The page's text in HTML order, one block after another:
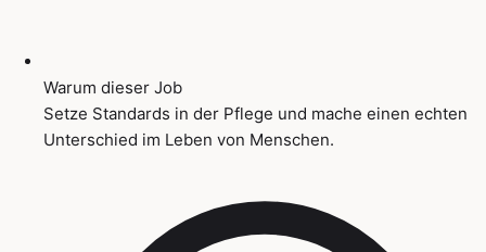
Warum dieser Job
Setze Standards in der Pflege und mache einen echten
Unterschied im Leben von Menschen.